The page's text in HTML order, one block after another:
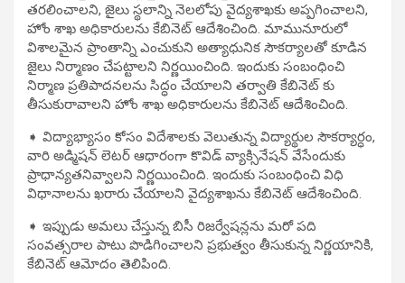
తరలించాలని, జైలు స్థలాన్ని నెలలోపు వైద్యశాఖకు అప్పగించాలని,
హోం శాఖ అధికారులను కేబినెట్ ఆదేశించింది. మామునూరులో
విశాలమైన ప్రాంతాన్ని ఎంచుకుని అత్యాధునిక సౌకర్యాలతో కూడిన
జైలు నిర్మాణం చేపట్టాలని నిర్ణయించింది. ఇందుకు సంబంధించి
నిర్మాణ ప్రతిపాదనలను సిద్ధం చేయాలని తర్వాతి కేబినెట్ కు
తీసుకురావాలని హోం శాఖ అధికారులను కేబినెట్ ఆదేశించింది.
➧ విద్యాభ్యాసం కోసం విదేశాలకు వెలుతున్న విద్యార్థుల సౌకర్యార్ధం,
వారి అడ్మిషన్ లెటర్ ఆధారంగా కొవిడ్ వ్యాక్సినేషన్ వేసేందుకు
ప్రాధాన్యతనివ్వాలని నిర్ణయించింది. ఇందుకు సంబంధించి విధి
విధానాలను ఖరారు చేయాలని వైద్యశాఖను కేబినెట్ ఆదేశించింది.
➧ ఇప్పుడు అమలు చేస్తున్న బిసీ రిజర్వేషన్లను మరో పది
సంవత్సరాల పాటు పొడిగించాలని ప్రభుత్వం తీసుకున్న నిర్ణయానికి,
కేబినెట్ ఆమోదం తెలిపింది.